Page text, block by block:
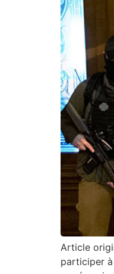
Article
participer